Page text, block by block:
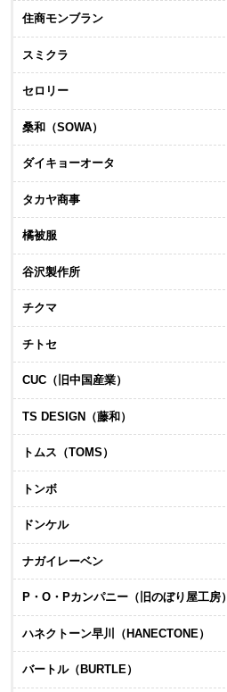
住商モンブラン
スミクラ
セロリー
桑和（SOWA）
ダイキョーオータ
タカヤ商事
橘被服
谷沢製作所
チクマ
チトセ
CUC（旧中国産業）
TS DESIGN（藤和）
トムス（TOMS）
トンボ
ドンケル
ナガイレーベン
P・O・Pカンパニー（旧のぼり屋工房）
ハネクトーン早川（HANECTONE）
バートル（BURTLE）